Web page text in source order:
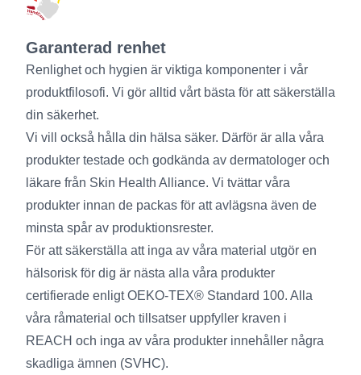
Garanterad renhet
Renlighet och hygien är viktiga komponenter i vår
produktfilosofi. Vi gör alltid vårt bästa för att säkerställa
din säkerhet.
Vi vill också hålla din hälsa säker. Därför är alla våra
produkter testade och godkända av dermatologer och
läkare från Skin Health Alliance. Vi tvättar våra
produkter innan de packas för att avlägsna även de
minsta spår av produktionsrester.
För att säkerställa att inga av våra material utgör en
hälsorisk för dig är nästa alla våra produkter
certifierade enligt OEKO-TEX® Standard 100. Alla
våra råmaterial och tillsatser uppfyller kraven i
REACH och inga av våra produkter innehåller några
skadliga ämnen (SVHC).